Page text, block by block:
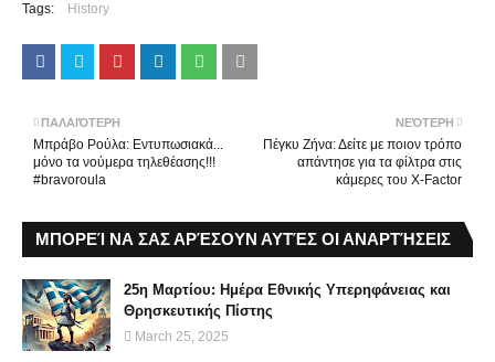
Tags: History
ΝΕΌΤΕΡΗ
Πέγκυ Ζήνα: Δείτε με ποιον τρόπο
απάντησε για τα φίλτρα στις
κάμερες του X-Factor
ΠΑΛΑΙΌΤΕΡΗ
Μπράβο Ρούλα: Εντυπωσιακά...
μόνο τα νούμερα τηλεθέασης!!!
#bravoroula
ΜΠΟΡΕΊ ΝΑ ΣΑΣ ΑΡΈΣΟΥΝ ΑΥΤΈΣ ΟΙ ΑΝΑΡΤΉΣΕΙΣ
25η Μαρτίου: Ημέρα Εθνικής Υπερηφάνειας και
Θρησκευτικής Πίστης
March 25, 2025